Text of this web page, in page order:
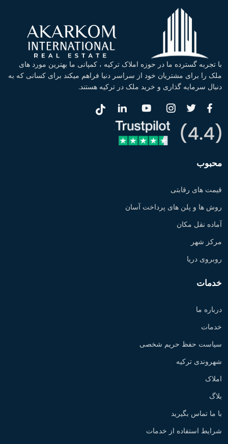
با تجربه گسترده ما در حوزه املاک ترکیه ، کمپانی ما بهترین مورد های
ملک را برای مشتریان خود از سراسر دنیا فراهم میکند برای کسانی که به
دنبال سرمایه گذاری و خرید ملک در ترکیه هستند.
محبوب
قیمت های رقابتی
روش ها و پلن های پرداخت آسان
آماده نقل مکان
مرکز شهر
روبروی دریا
خدمات
درباره ما
خدمات
سیاست حفظ حریم شخصی
شهروندی ترکیه
املاک
بلاگ
با ما تماس بگیرید
شرایط استفاده از خدمات